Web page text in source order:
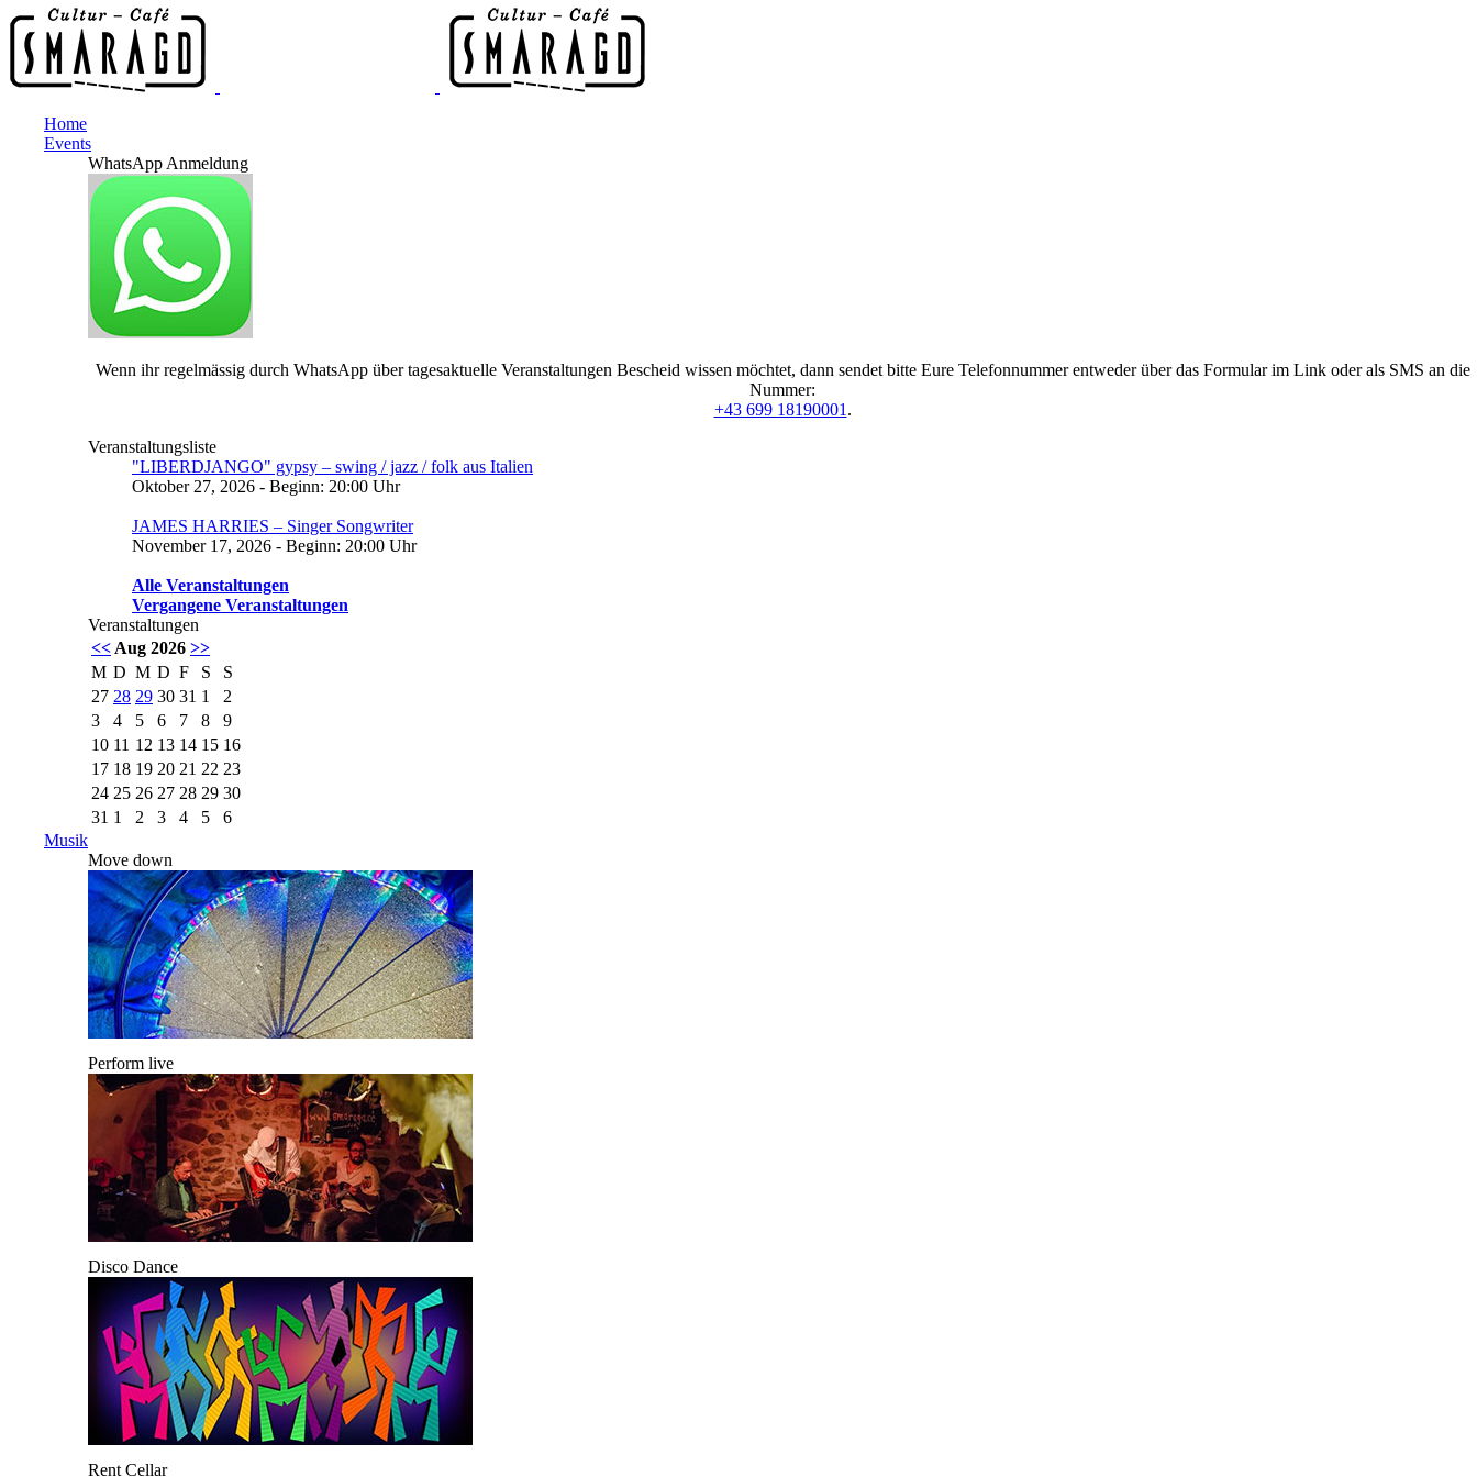
Home
Events
WhatsApp Anmeldung
Wenn ihr regelmässig durch WhatsApp über tagesaktuelle Veranstaltungen Bescheid wissen möchtet, dann sendet bitte Eure Telefonnummer entweder über das Formular im Link oder als SMS an die
Nummer:
+43 699 18190001 .
Veranstaltungsliste
"LIBERDJANGO" gypsy – swing / jazz / folk aus Italien
Oktober 27, 2026 - Beginn: 20:00 Uhr
JAMES HARRIES – Singer Songwriter
November 17, 2026 - Beginn: 20:00 Uhr
Alle Veranstaltungen
Vergangene Veranstaltungen
Veranstaltungen
<< Aug 2026 >>
M D M D F S
S
27 28 29 30 31 1
2
3
4 5 6 7 8
9
10 11 12 13 14 15 16
17 18 19 20 21 22 23
24 25 26 27 28 29 30
31 1 2 3 4 5
6
Musik
Move down
Perform live
Disco Dance
Rent Cellar